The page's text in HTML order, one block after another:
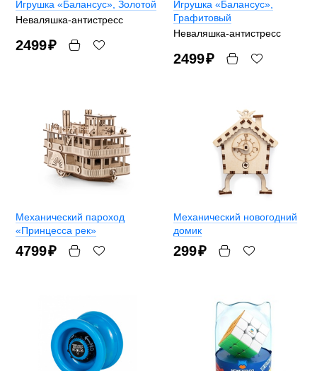
Игрушка «Балансус», Золотой
Неваляшка-антистресс
2499₽
Игрушка «Балансус»,
Графитовый
Неваляшка-антистресс
2499₽
Механический пароход
«Принцесса рек»
4799₽
Механический новогодний
домик
299₽